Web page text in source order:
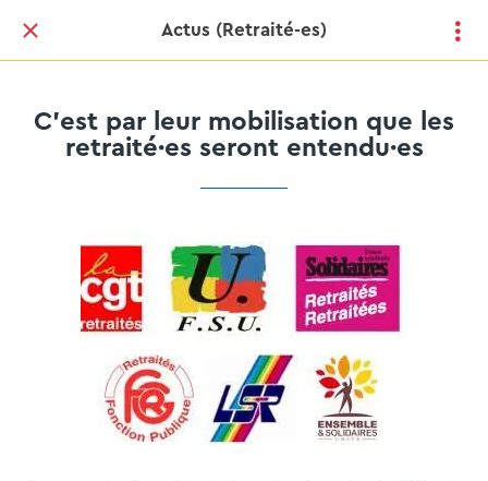
Actus (Retraité-es)
C’est par leur mobilisation que les
retraité·es seront entendu·es